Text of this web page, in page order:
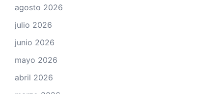
agosto 2026
julio 2026
junio 2026
mayo 2026
abril 2026